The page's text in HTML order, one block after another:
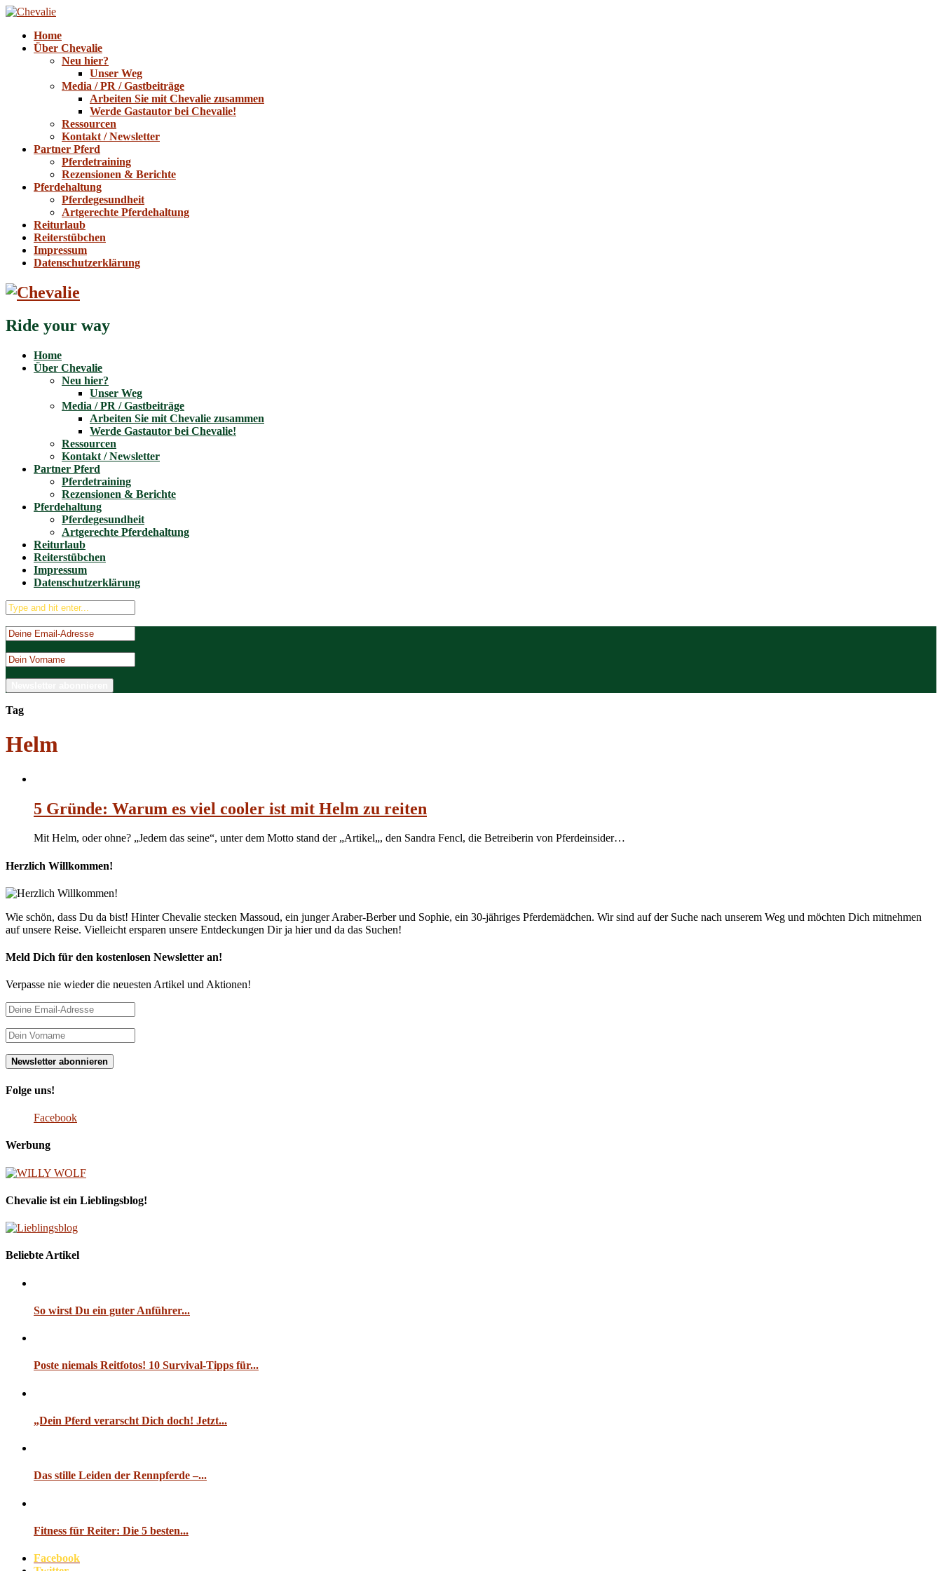
Home
Über Chevalie
Neu hier?
Unser Weg
Media / PR / Gastbeiträge
Arbeiten Sie mit Chevalie zusammen
Werde Gastautor bei Chevalie!
Ressourcen
Kontakt / Newsletter
Partner Pferd
Pferdetraining
Rezensionen & Berichte
Pferdehaltung
Pferdegesundheit
Artgerechte Pferdehaltung
Reiturlaub
Reiterstübchen
Impressum
Datenschutzerklärung
Ride your way
Home
Über Chevalie
Neu hier?
Unser Weg
Media / PR / Gastbeiträge
Arbeiten Sie mit Chevalie zusammen
Werde Gastautor bei Chevalie!
Ressourcen
Kontakt / Newsletter
Partner Pferd
Pferdetraining
Rezensionen & Berichte
Pferdehaltung
Pferdegesundheit
Artgerechte Pferdehaltung
Reiturlaub
Reiterstübchen
Impressum
Datenschutzerklärung
Tag
Helm
5 Gründe: Warum es viel cooler ist mit Helm zu reiten
Mit Helm, oder ohne? „Jedem das seine“, unter dem Motto stand der „Artikel„, den Sandra Fencl, die Betreiberin von Pferdeinsider…
Herzlich Willkommen!
Wie schön, dass Du da bist! Hinter Chevalie stecken Massoud, ein junger Araber-Berber und Sophie, ein 30-jähriges Pferdemädchen. Wir sind auf der Suche nach unserem Weg und möchten Dich mitnehmen
auf unsere Reise. Vielleicht ersparen unsere Entdeckungen Dir ja hier und da das Suchen!
Meld Dich für den kostenlosen Newsletter an!
Verpasse nie wieder die neuesten Artikel und Aktionen!
Folge uns!
Facebook
Werbung
Chevalie ist ein Lieblingsblog!
Beliebte Artikel
So wirst Du ein guter Anführer...
Poste niemals Reitfotos! 10 Survival-Tipps für...
„Dein Pferd verarscht Dich doch! Jetzt...
Das stille Leiden der Rennpferde –...
Fitness für Reiter: Die 5 besten...
Facebook